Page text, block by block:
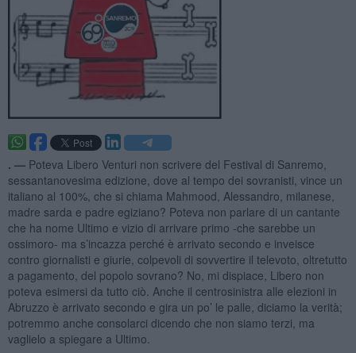
. — Poteva Libero Venturi non scrivere del Festival di Sanremo,
sessantanovesima edizione, dove al tempo dei sovranisti, vince un
italiano al 100%, che si chiama Mahmood, Alessandro, milanese,
madre sarda e padre egiziano? Poteva non parlare di un cantante
che ha nome Ultimo e vizio di arrivare primo -che sarebbe un
ossimoro- ma s’incazza perché è arrivato secondo e inveisce
contro giornalisti e giurie, colpevoli di sovvertire il televoto, oltretutto
a pagamento, del popolo sovrano? No, mi dispiace, Libero non
poteva esimersi da tutto ciò. Anche il centrosinistra alle elezioni in
Abruzzo è arrivato secondo e gira un po’ le palle, diciamo la verità;
potremmo anche consolarci dicendo che non siamo terzi, ma
vaglielo a spiegare a Ultimo.